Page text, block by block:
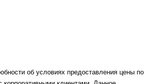
об условиях предоставления цены по